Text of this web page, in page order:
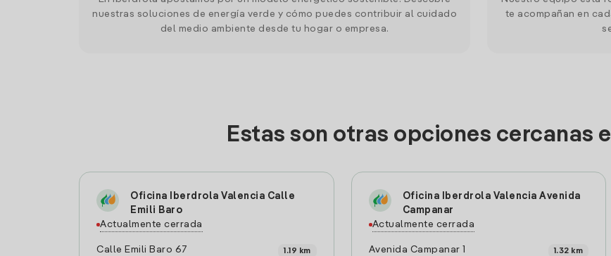
nuestras soluciones de energía verde y cómo puedes contribuir al cuidado
del medio ambiente desde tu hogar o empresa.
te acompañan en
Estas son otras opciones cercanas
Oficina Iberdrola Valencia Calle
Emili Baro
Actualmente cerrada
Calle Emili Baro 67
1.19 km
Oficina Iberdrola Valencia Avenida
Campanar
Actualmente cerrada
Avenida Campanar 1
1.32 km